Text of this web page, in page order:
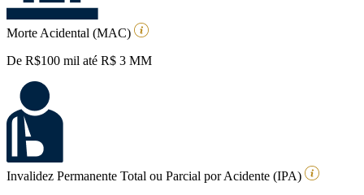
Morte Acidental (MAC)
De R$100 mil até R$ 3 MM
Invalidez Permanente Total ou Parcial por Acidente (IPA)